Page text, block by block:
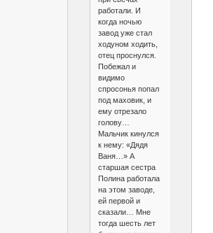
работали. И
когда ночью
завод уже стал
ходуном ходить,
отец проснулся.
Побежал и
видимо
спросонья попал
под маховик, и
ему отрезало
голову…
Мальчик кинулся
к нему: «Дядя
Ваня…» А
старшая сестра
Полина работала
на этом заводе,
ей первой и
сказали… Мне
тогда шесть лет